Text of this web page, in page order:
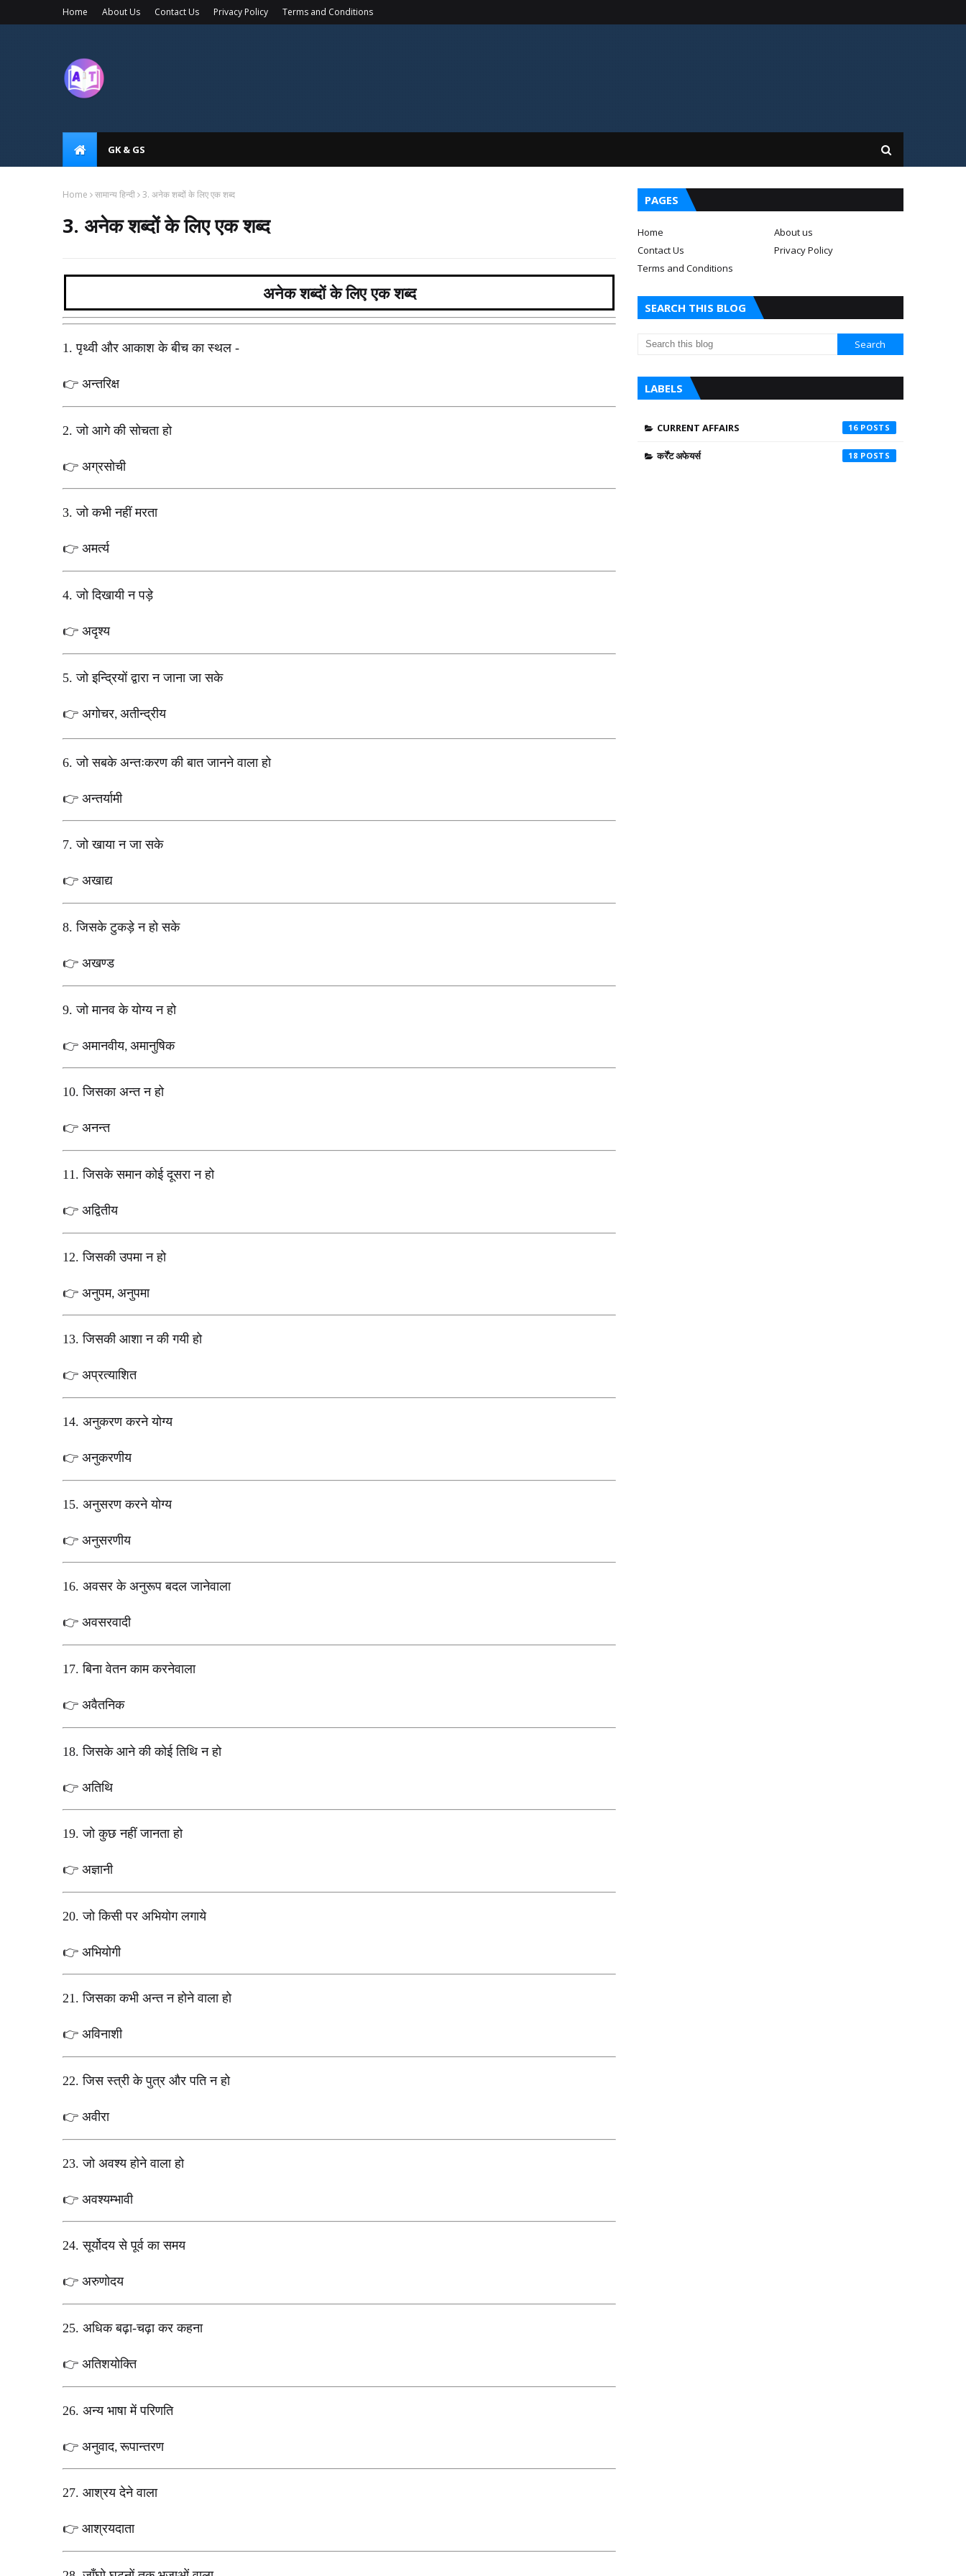
Home About Us Contact Us Privacy Policy Terms and Conditions
GK & GS
Home सामान्य हिन्दी 3. अनेक शब्दों के लिए एक शब्द
3. अनेक शब्दों के लिए एक शब्द
अनेक शब्दों के लिए एक शब्द
1.पृथ्वी और आकाश के बीच का स्थल -
👉 अन्तरिक्ष
2.जो आगे की सोचता हो
👉 अग्रसोची
3.जो कभी नहीं मरता
👉 अमर्त्य
4.जो दिखायी न पड़े
👉 अदृश्य
5.जो इन्द्रियों द्वारा न जाना जा सके
👉 अगोचर, अतीन्द्रीय
6.जो सबके अन्तःकरण की बात जानने वाला हो
👉 अन्तर्यामी
7.जो खाया न जा सके
👉 अखाद्य
8.जिसके टुकड़े न हो सके
👉 अखण्ड
9.जो मानव के योग्य न हो
👉 अमानवीय, अमानुषिक
10.जिसका अन्त न हो
👉 अनन्त
11.जिसके समान कोई दूसरा न हो
👉 अद्वितीय
12.जिसकी उपमा न हो
👉 अनुपम, अनुपमा
13.जिसकी आशा न की गयी हो
👉 अप्रत्याशित
14. अनुकरण करने योग्य
👉 अनुकरणीय
15. अनुसरण करने योग्य
👉 अनुसरणीय
16. अवसर के अनुरूप बदल जानेवाला
👉 अवसरवादी
17.बिना वेतन काम करनेवाला
👉 अवैतनिक
18.जिसके आने की कोई तिथि न हो
👉 अतिथि
19.जो कुछ नहीं जानता हो
👉 अज्ञानी
20.जो किसी पर अभियोग लगाये
👉 अभियोगी
21.जिसका कभी अन्त न होने वाला हो
👉 अविनाशी
22.जिस स्त्री के पुत्र और पति न हो
👉 अवीरा
23.जो अवश्य होने वाला हो
👉 अवश्यम्भावी
24.सूर्योदय से पूर्व का समय
👉 अरुणोदय
25. अधिक बढ़ा-चढ़ा कर कहना
👉 अतिशयोक्ति
26. अन्य भाषा में परिणति
👉 अनुवाद,रूपान्तरण
27. आश्रय देने वाला
👉 आश्रयदाता
PAGES
Home
About us
Contact Us
Privacy Policy
Terms and Conditions
SEARCH THIS BLOG
LABELS
CURRENT AFFAIRS 16
कर्रेंट अफेयर्स 18